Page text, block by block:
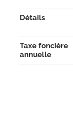
Détails
Taxe foncière
annuelle